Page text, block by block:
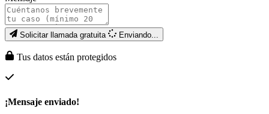
Solicitar llamada gratuita Enviando...
Tus datos están protegidos
¡Mensaje enviado!